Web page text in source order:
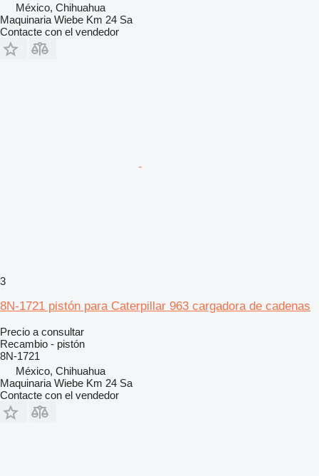
México, Chihuahua
Maquinaria Wiebe Km 24 Sa
Contacte con el vendedor
3
8N-1721 pistón para Caterpillar 963 cargadora de cadenas
Precio a consultar
Recambio - pistón
8N-1721
México, Chihuahua
Maquinaria Wiebe Km 24 Sa
Contacte con el vendedor